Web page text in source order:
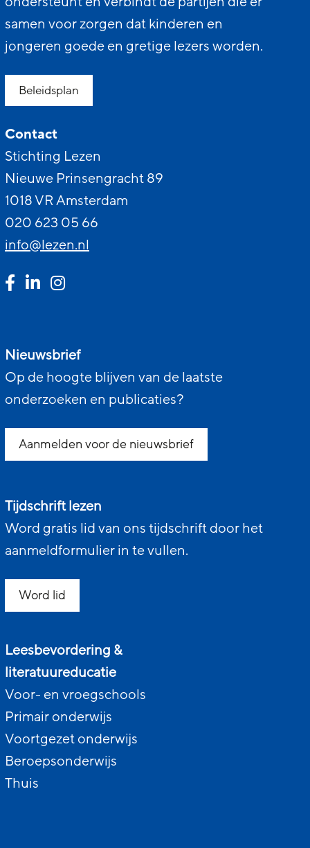
samen voor zorgen dat kinderen en
jongeren goede en gretige lezers worden.
Beleidsplan
Contact
Stichting Lezen
Nieuwe Prinsengracht 89
1018 VR Amsterdam
020 623 05 66
info@lezen.nl
Nieuwsbrief
Op de hoogte blijven van de laatste
onderzoeken en publicaties?
Aanmelden voor de nieuwsbrief
Tijdschrift lezen
Word gratis lid van ons tijdschrift door het
aanmeldformulier in te vullen.
Word lid
Leesbevordering &
literatuureducatie
Voor- en vroegschools
Primair onderwijs
Voortgezet onderwijs
Beroepsonderwijs
Thuis